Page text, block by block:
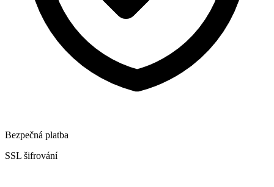
Bezpečná platba
SSL šifrování